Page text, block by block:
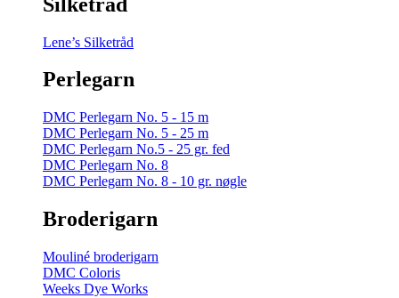
Lene’s Silketråd
Perlegarn
DMC Perlegarn No. 5 - 15 m
DMC Perlegarn No. 5 - 25 m
DMC Perlegarn No.5 - 25 gr. fed
DMC Perlegarn No. 8
DMC Perlegarn No. 8 - 10 gr. nøgle
Broderigarn
Mouliné broderigarn
DMC Coloris
Weeks Dye Works